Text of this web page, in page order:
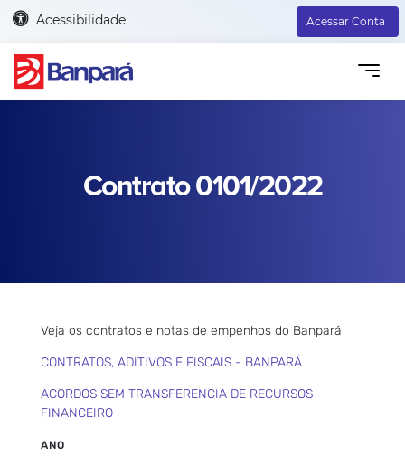
Acessibilidade Acessar Conta
Contrato 0101/2022
Veja os contratos e notas de empenhos do Banpará
CONTRATOS, ADITIVOS E FISCAIS - BANPARÁ
ACORDOS SEM TRANSFERENCIA DE RECURSOS
FINANCEIRO
ANO